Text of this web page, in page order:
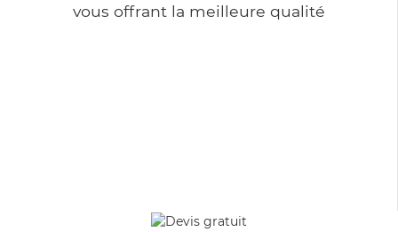
vous offrant la meilleure qualité